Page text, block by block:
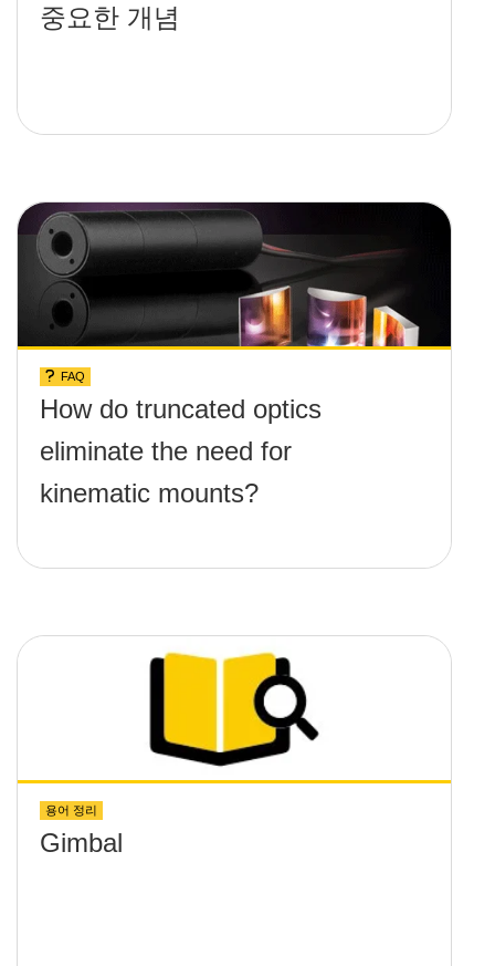
중요한 개념
FAQ
How do truncated optics
eliminate the need for
kinematic mounts?
용어 정리
Gimbal